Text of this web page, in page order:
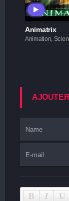
Animatrix
Animation,
AJOUTER